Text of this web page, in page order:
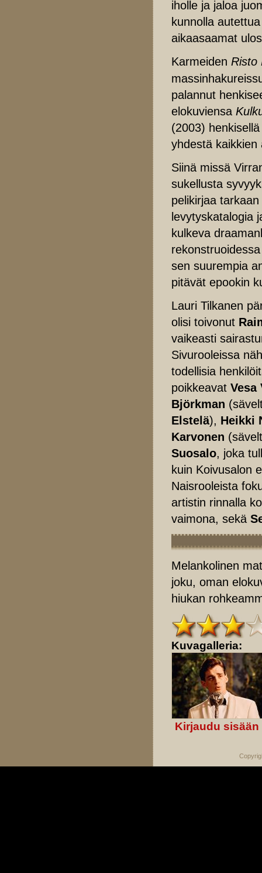
iholle ja jaloa
kunnolla
aikaasaamat
Karmeiden Risto
palannut
elokuviensa
(2003)
yhdestä kaikkien
Siinä missä
sukellusta
pelikirjaa
levytyskatalogia
kulkeva
sen suurempia
pitävät epookin
Lauri Tilkanen
olisi toivonut
vaikeasti
Sivurooleissa
todellisia
poikkeavat Vesa
Björkman
Elstelä), Heikki
Karvonen
Suosalo, joka
kuin Koivusalon
Naisrooleista
artistin rinnalla
vaimona, sekä
Melankolinen
joku, oman
hiukan
Kuvagalleria:
Kirjaudu sisään